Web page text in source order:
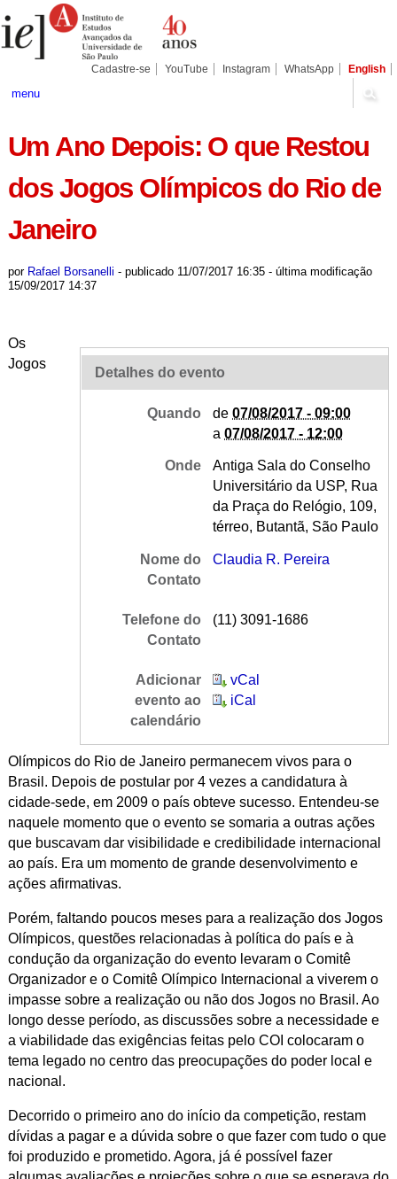
para
conteúdo.
Pessoais
Cadastre-se YouTube Instagram WhatsApp English
menu
Um Ano Depois: O que Restou
dos Jogos Olímpicos do Rio de
Janeiro
por Rafael Borsanelli - publicado11/07/2017 16:35 - última modificação
15/09/2017 14:37
Detalhes do evento
Quando de07/08/2017 - 09:00
a07/08/2017 - 12:00
Onde
Antiga Sala do Conselho
Universitário da USP, Rua
da Praça do Relógio, 109,
térreo, Butantã, São Paulo
Nome do
Contato
Claudia R. Pereira
Telefone do
Contato
(11) 3091-1686
Adicionar
evento ao
calendário
vCal
iCal
Os
Jogos
Olímpicos do Rio de Janeiro permanecem vivos para o
Brasil. Depois de postular por 4 vezes a candidatura à
cidade-sede, em 2009 o país obteve sucesso. Entendeu-se
naquele momento que o evento se somaria a outras ações
que buscavam dar visibilidade e credibilidade internacional
ao país. Era um momento de grande desenvolvimento e
ações afirmativas.
Porém, faltando poucos meses para a realização dos Jogos
Olímpicos, questões relacionadas à política do país e à
condução da organização do evento levaram o Comitê
Organizador e o Comitê Olímpico Internacional a viverem o
impasse sobre a realização ou não dos Jogos no Brasil. Ao
longo desse período, as discussões sobre a necessidade e
a viabilidade das exigências feitas pelo COI colocaram o
tema legado no centro das preocupações do poder local e
nacional.
Decorrido o primeiro ano do início da competição, restam
dívidas a pagar e a dúvida sobre o que fazer com tudo o que
foi produzido e prometido. Agora, já é possível fazer